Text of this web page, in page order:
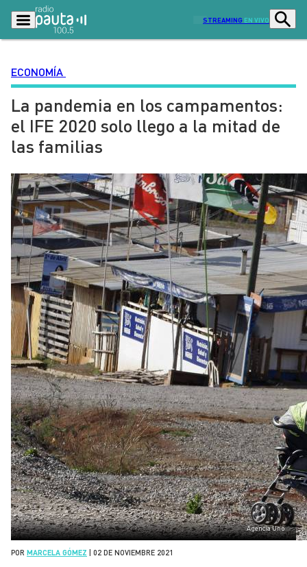
STREAMING EN VIVO
Podcasts Programas
Lo Último Actualidad
Ciudad
Radio en vivo Sostenibilidad
Tendencias Deportes
Entretención y Cultura Opinión
Dato en Pauta Señal 2
Contenido Patrocinado
ECONOMÍA
La pandemia en los campamentos:
el IFE 2020 solo llego a la mitad de
las familias
Agencia Uno
POR MARCELA GÓMEZ 02 DE NOVIEMBRE 2021